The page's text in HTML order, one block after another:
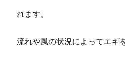
れます。
流れや風の状況によってエギ